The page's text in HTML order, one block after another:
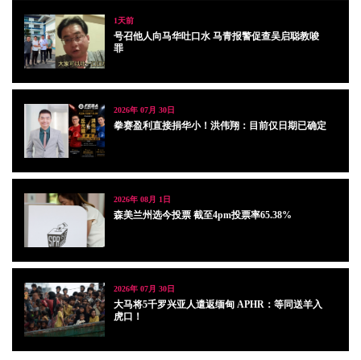
1天前
号召他人向马华吐口水 马青报警促查吴启聪教唆
罪
2026年 07月 30日
拳赛盈利直接捐华小！洪伟翔：目前仅日期已确定
2026年 08月 1日
森美兰州选今投票 截至4pm投票率65.38%
2026年 07月 30日
大马将5千罗兴亚人遣返缅甸 APHR：等同送羊入
虎口！